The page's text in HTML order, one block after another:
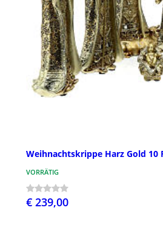
Weihnachtskrippe Harz Gold 10
VORRÄTIG
€ 239,00